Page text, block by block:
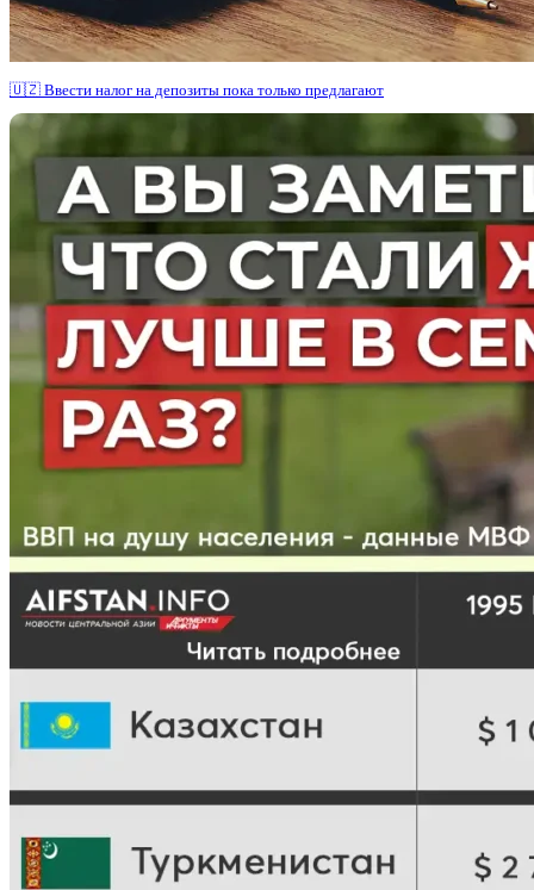
🇺🇿 Ввести налог на депозиты пока только предлагают